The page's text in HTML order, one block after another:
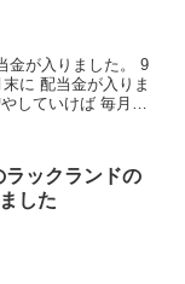
金が入りました。 9
に 配当金が入りま
していけば 毎月の
ックランドの
した